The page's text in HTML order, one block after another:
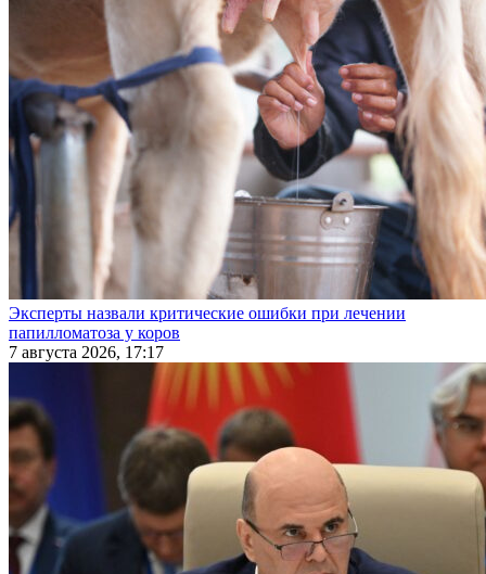
Эксперты назвали критические ошибки при лечении
папилломатоза у коров
7 августа 2026, 17:17